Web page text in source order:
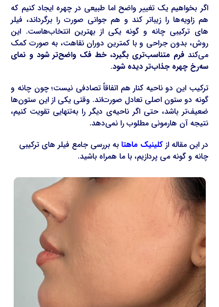
اگر بخواهیم یک تغییر واضح اما طبیعی در چهره ایجاد کنیم که
هم زاویه‌ها را زیباتر کند و هم جوانی صورت را برگرداند، فیلر
های ترکیبی چانه و گونه یکی از بهترین انتخاب‌هاست. این
روش، بدون جراحی و با کمترین دوران نقاهت، به صورت کمک
می‌کندفرم متناسب‌تری بگیرد، خط فک واضح‌تر شود و نمای
سه‌رخ چهره جذاب‌تر دیده شود.
ترکیب این دو ناحیه کنار هم اتفاقاً تصادفی نیست؛ چون چانه و
گونه دو ستون اصلی تعادل صورت‌اند. وقتی یکی از این ستون‌ها
ضعیف‌تر باشد، حتی اگر ناحیه‌ی دیگر را به‌تنهایی تقویت کنیم،
نتیجه آن هارمونی مطلوب را نمی‌دهد.
در این مقاله ازکلینیک ماهتا به بررسی جامع فیلر های ترکیبی
چانه و گونه می پردازیم، با ما همراه باشید.